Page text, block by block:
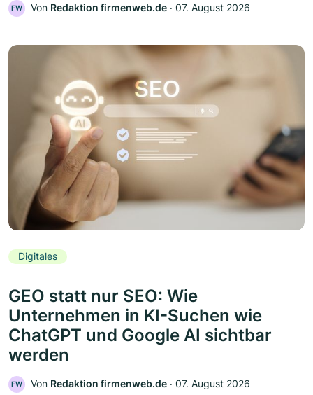
FW Von Redaktion firmenweb.de ‧ 07. August 2026
Digitales
GEO statt nur SEO: Wie
Unternehmen in KI-Suchen wie
ChatGPT und Google AI sichtbar
werden
FW Von Redaktion firmenweb.de ‧ 07. August 2026